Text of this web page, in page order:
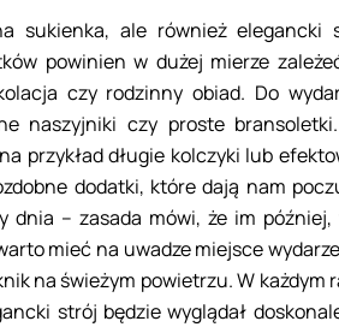
sukienka, ale również elegancki
powinien w dużej mierze
czy rodzinny obiad. Do
naszyjniki czy proste
przykład długie kolczyki lub
dodatki, które dają nam
dnia – zasada mówi, że im później,
mieć na uwadze miejsce
na świeżym powietrzu. W każdym
strój będzie wyglądał